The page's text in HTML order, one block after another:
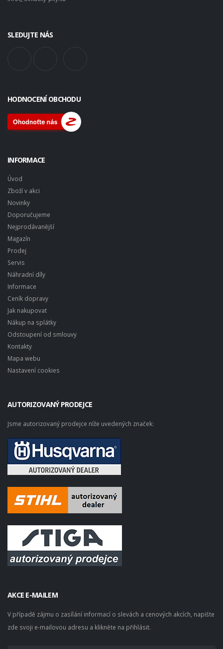
SLEDUJTE NÁS
HODNOCENÍ OBCHODU
INFORMACE
Úvod
Zboží v akci
Novinky
Doporučujeme
Nejprodávanější
Magazín
Prodej
Servis
Náhradní díly
Informace
Ceník dopravy
Jak nakupovat
Nákup na splátky
Odstoupení od smlouvy
Kontakty
Mapa webu
Nastavení cookies
AUTORIZOVANÝ PRODEJCE
Jsme autorizovaný prodejce níže uvedených značek:
AKCE E-MAILEM
V případě zájmu o zasílání informací o slevách a cenových akcích, napište
zde svoji e-mailovou adresu a klikněte na přihlásit.